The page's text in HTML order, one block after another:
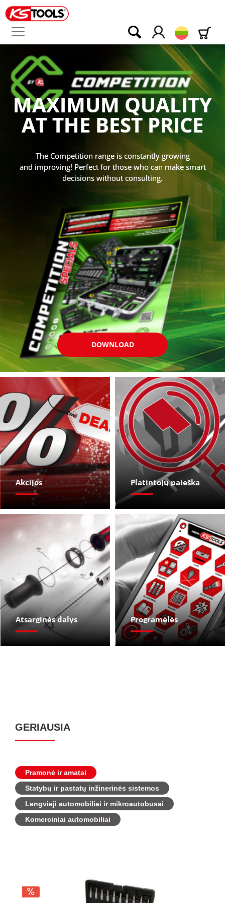
Lietuvos
MAXIMUM QUALITY
AT THE BEST PRICE
The Competition range is constantly growing
and improving! Perfect for those who can make smart
decisions without consulting.
DOWNLOAD
Akcijos Platintojų paieška
Atsarginės dalys Programėlės
GERIAUSIA
Pramonė ir amatai
Statybų ir pastatų inžinerinės sistemos
Lengvieji automobiliai ir mikroautobusai
Komerciniai automobiliai